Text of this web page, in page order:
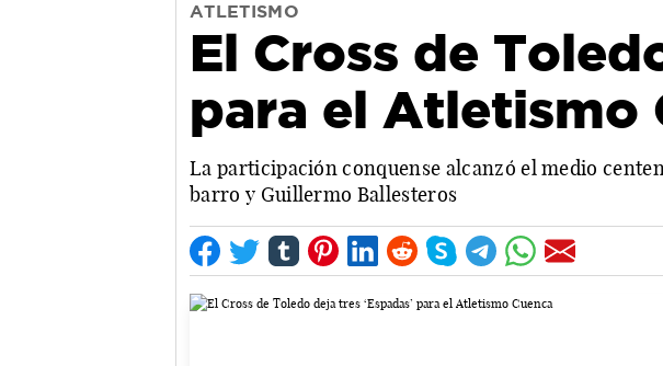
ATLETISMO
El Cross de
para el Atletismo
La participación conquense alcanzó el medio
barro y Guillermo Ballesteros